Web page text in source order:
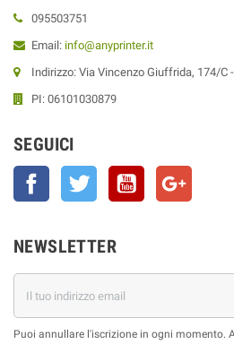
095503751
Email: info@anyprinter.it
Indirizzo: Via Vincenzo Giuffrida, 174/C
PI: 06101030879
SEGUICI
Facebook Twitter YouTube
NEWSLETTER
Puoi annullare l'iscrizione in ogni momento.